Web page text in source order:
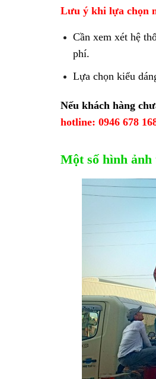
Lưu ý khi lựa chọn
Cần xem xét hệ
phí.
Lựa chọn kiểu
Nếu khách hàng
hotline: 0946 678
Một số hình